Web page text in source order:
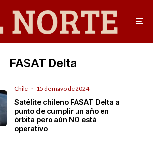
FASAT Delta
Chile · 15 de mayo de 2024
Satélite chileno FASAT Delta a
punto de cumplir un año en
órbita pero aún NO está
operativo